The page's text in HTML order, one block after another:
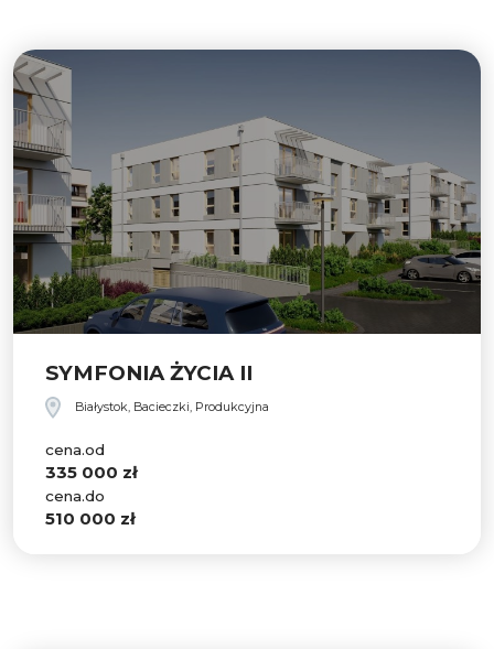
SYMFONIA ŻYCIA II
Białystok, Bacieczki, Produkcyjna
cena.od
335 000 zł
cena.do
510 000 zł